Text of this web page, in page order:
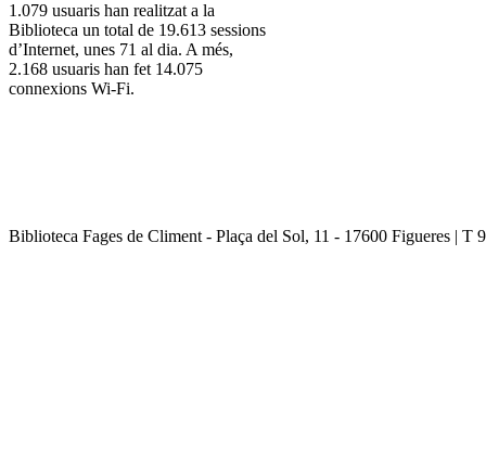
1.079 usuaris han realitzat a la
Biblioteca un total de 19.613 sessions
d’Internet, unes 71 al dia. A més,
2.168 usuaris han fet 14.075
connexions Wi-Fi.
Biblioteca Fages de Climent - Plaça del Sol, 11 - 17600 Figueres |